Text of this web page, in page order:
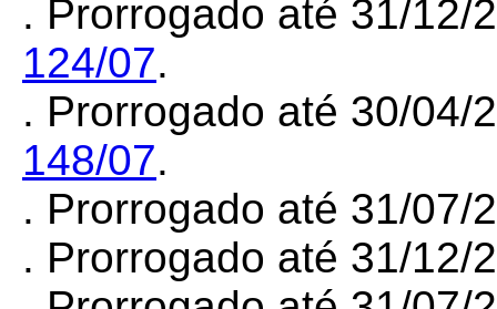
. Prorrogado até 31/12/
124/07.
. Prorrogado até 30/04/
148/07.
. Prorrogado até 31/
. Prorrogado até 31/